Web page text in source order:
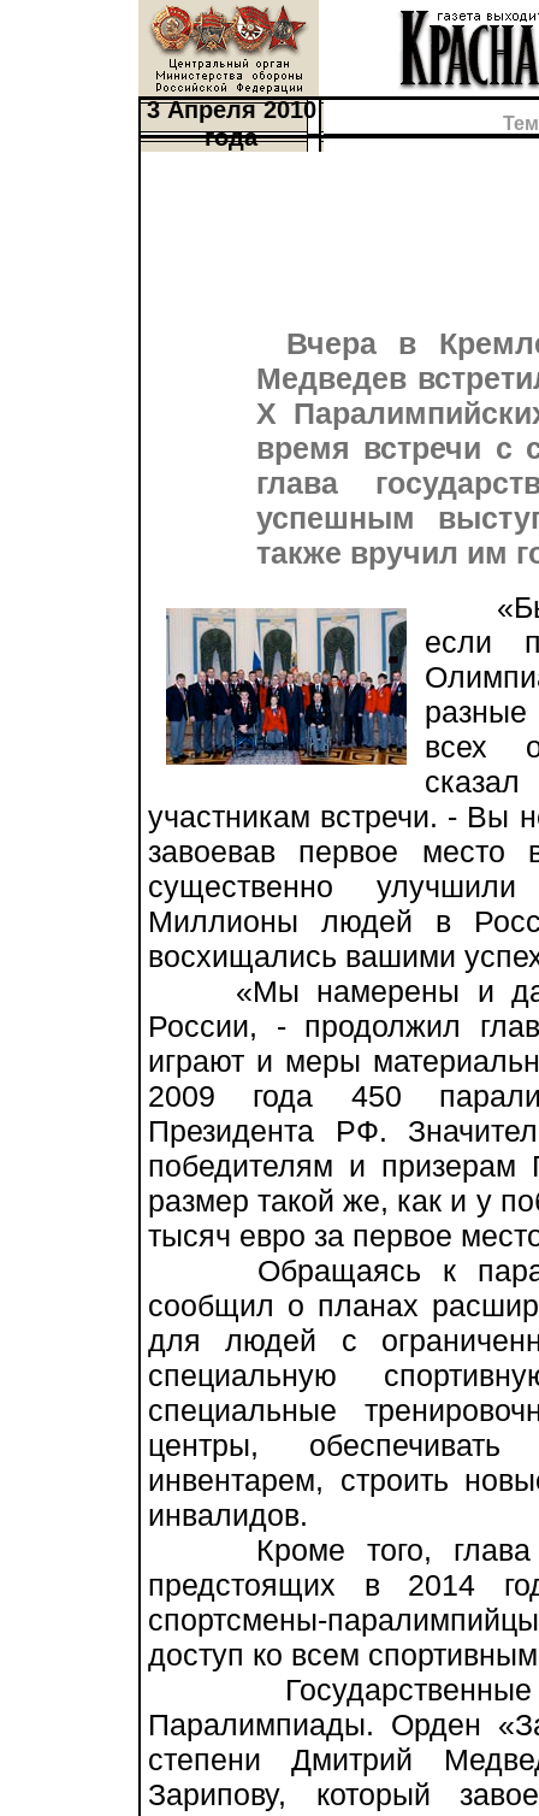
3 Апреля 2010
года
Вчера в
Медведев
Х
время встречи с
глава
успешным
также вручил им
если
всех
участникам встречи. - Вы
завоевав первое
существенно
Миллионы людей в
восхищались вашими
«Мы намерены и
России, - продолжил
играют и меры
2009 года 450
Президента РФ.
победителям и призерам
размер такой же, как и у
тысяч евро за первое
Обращаясь к
сообщил о планах
для людей с
специальную
специальные
центры,
инвентарем, строить
инвалидов.
Кроме того, глава
предстоящих в 2014
спортсмены-
доступ ко всем
Государственные
Паралимпиады. Орден
степени Дмитрий
Зарипову, который